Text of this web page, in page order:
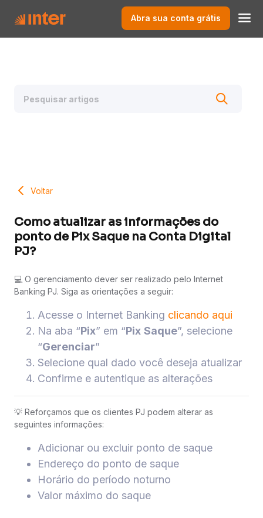
Abra sua conta grátis
Voltar
Como atualizar as informações do
ponto de Pix Saque na Conta Digital
PJ?
💻 O gerenciamento dever ser realizado pelo Internet
Banking PJ. Siga as orientações a seguir:
Acesse o Internet Banking clicando aqui
Na aba “Pix” em “Pix Saque”, selecione
“Gerenciar”
Selecione qual dado você deseja atualizar
Confirme e autentique as alterações
💡 Reforçamos que os clientes PJ podem alterar as
seguintes informações:
Adicionar ou excluir ponto de saque
Endereço do ponto de saque
Horário do período noturno
Valor máximo do saque